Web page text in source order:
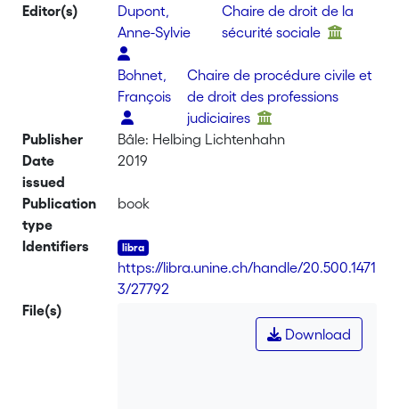
Editor(s)
Dupont,
Anne-Sylvie
Chaire de droit de la
sécurité sociale
Bohnet,
François
Chaire de procédure civile et
de droit des professions
judiciaires
Publisher
Bâle: Helbing Lichtenhahn
Date
issued
2019
Publication
type
book
Identifiers
https://libra.unine.ch/handle/20.500.1471
3/27792
File(s)
Download